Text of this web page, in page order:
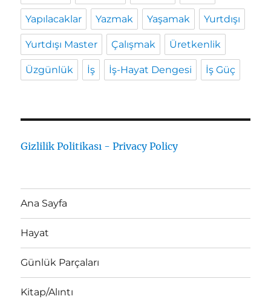
Yapılacaklar Yazmak Yaşamak Yurtdışı
Yurtdışı Master Çalışmak Üretkenlik
Üzgünlük İş İş-Hayat Dengesi İş Güç
Gizlilik Politikası - Privacy Policy
Ana Sayfa
Hayat
Günlük Parçaları
Kitap/Alıntı